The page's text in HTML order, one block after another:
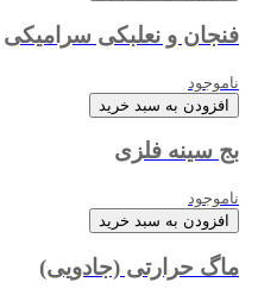
فنجان و نعلبکی سرامیکی
ناموجود
افزودن به سبد خرید
بج سینه فلزی
ناموجود
افزودن به سبد خرید
ماگ حرارتی (جادویی)